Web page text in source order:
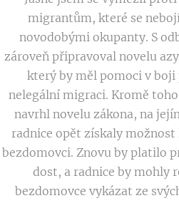
migrantům, které se
novodobými okupanty. S
zároveň připravoval novelu
který by měl pomoci v
nelegální migraci. Kromě
navrhl novelu zákona, na
radnice opět získaly možnost
bezdomovci. Znovu by platilo
dost, a radnice by mohly
bezdomovce vykázat ze